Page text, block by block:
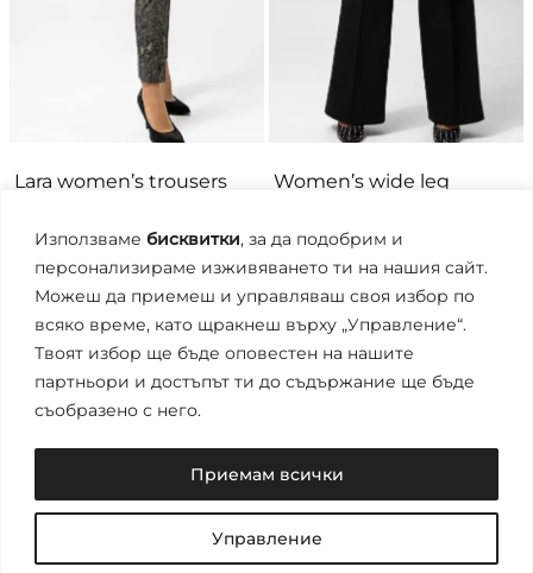
Използваме бисквитки, за да подобрим и
персонализираме изживяването ти на нашия сайт.
Можеш да приемеш и управляваш своя избор по
всяко време, като щракнеш върху „Управление“.
Твоят избор ще бъде оповестен на нашите
партньори и достъпът ти до съдържание ще бъде
съобразено с него.
Управление
Приемам всички
Lara women’s trousers
Women’s wide leg
61 €
About us